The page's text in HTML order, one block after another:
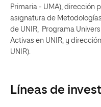
Primaria - UMA), dirección
asignatura de
de UNIR, Programa
Activas en UNIR, y
UNIR).
Líneas de